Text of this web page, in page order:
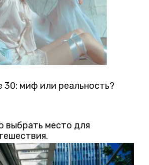
30: миф или реальность?
выбрать место для